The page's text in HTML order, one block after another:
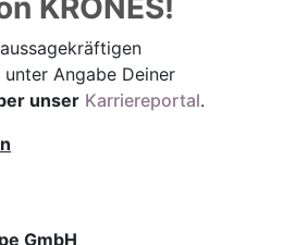
KRONES!
Angabe Deiner
unser Karriereportal.
GmbH